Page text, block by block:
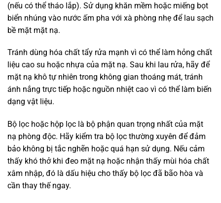
(nếu có thể tháo lắp). Sử dụng khăn mềm hoặc miếng bọt
biển nhúng vào nước ấm pha với xà phòng nhẹ để lau sạch
bề mặt mặt nạ.
Tránh dùng hóa chất tẩy rửa mạnh vì có thể làm hỏng chất
liệu cao su hoặc nhựa của mặt nạ. Sau khi lau rửa, hãy để
mặt nạ khô tự nhiên trong không gian thoáng mát, tránh
ánh nắng trực tiếp hoặc nguồn nhiệt cao vì có thể làm biến
dạng vật liệu.
Bộ lọc hoặc hộp lọc là bộ phận quan trọng nhất của mặt
nạ phòng độc. Hãy kiểm tra bộ lọc thường xuyên để đảm
bảo không bị tắc nghẽn hoặc quá hạn sử dụng. Nếu cảm
thấy khó thở khi đeo mặt nạ hoặc nhận thấy mùi hóa chất
xâm nhập, đó là dấu hiệu cho thấy bộ lọc đã bão hòa và
cần thay thế ngay.